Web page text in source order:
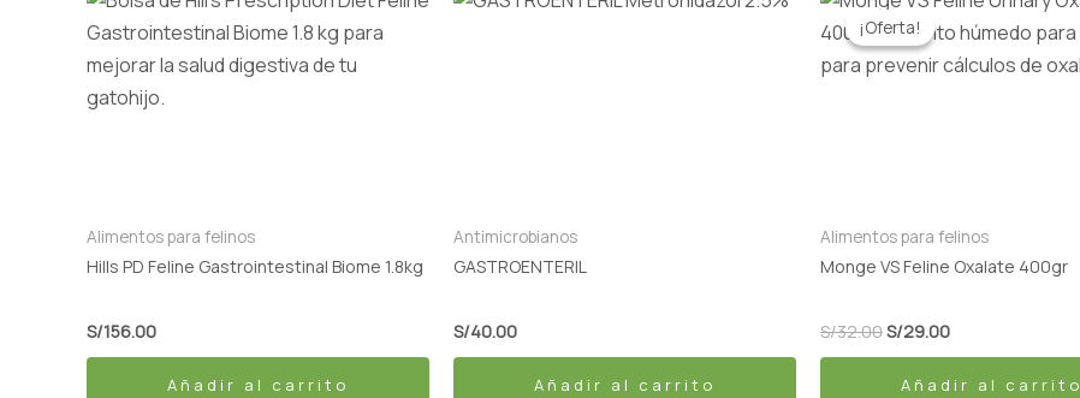
Alimentos para felinos
Hills PD Feline Gastrointestinal Biome 1.8kg
S/156.00
Añadir al carrito
Antimicrobianos
GASTROENTERIL
S/40.00
Añadir al carrito
¡Oferta!
¡Oferta!
Alimentos para felinos
Monge VS Feline Oxalate 400gr
S/32.00
precio
original
era:
S/32.00.
S/29.00
precio
actual
es:
S/29.00.
Añadir al carrito